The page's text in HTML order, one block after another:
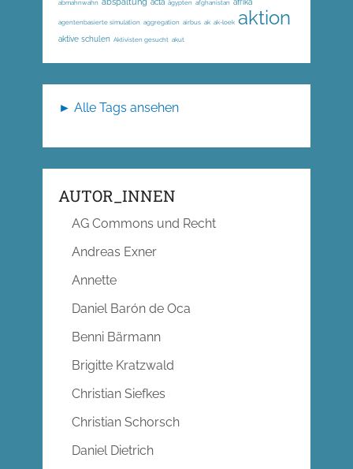
abmahnwahn acta ägypten afghanistan afrika
agentenbasierte simulation aggregation airbus ak ak-loek aktion
aktive schulen Aktivisten gesucht akut
► Alle Tags ansehen
AUTOR_INNEN
AG Commons und Recht
Andreas Exner
Annette
Daniel Barón de Oca
Benni Bärmann
Brigitte Kratzwald
Christian Siefkes
Christian Schorsch
Daniel Dietrich